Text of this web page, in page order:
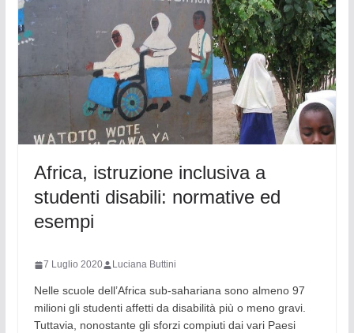
Africa, istruzione inclusiva a
studenti disabili: normative ed
esempi
7 Luglio 2020 Luciana Buttini
Nelle scuole dell’Africa sub-sahariana sono almeno 97
milioni gli studenti affetti da disabilità più o meno gravi.
Tuttavia, nonostante gli sforzi compiuti dai vari Paesi